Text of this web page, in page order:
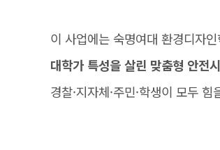
이 사업에는 숙명여대 환경디자
대학가 특성을 살린 맞춤형 안전
경찰·지자체·주민·학생이 모두